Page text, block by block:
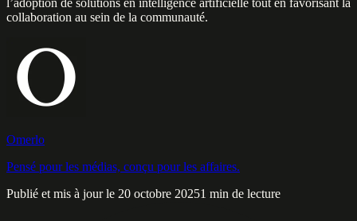
collaboration au sein de la communauté.
Omerlo
Pensé pour les médias, conçu pour les affaires.
Publié et mis à jour le 20 octobre 20251 min de lecture